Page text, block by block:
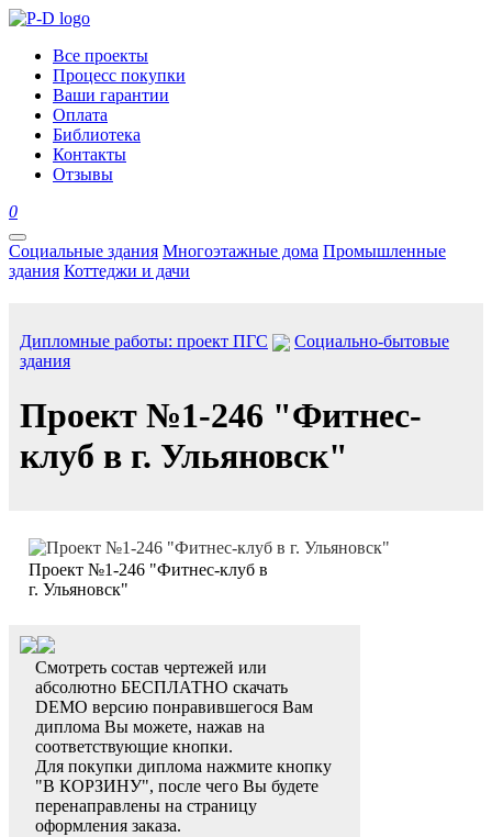
Все проекты
Процесс покупки
Ваши гарантии
Оплата
Библиотека
Контакты
Отзывы
0
Социальные здания Многоэтажные дома Промышленные
здания Коттеджи и дачи
Дипломные работы: проект ПГС
Социально-бытовые
здания
Проект №1-246 "Фитнес-
клуб в г. Ульяновск"
Проект №1-246 "Фитнес-клуб в
г. Ульяновск"
Смотреть состав чертежей или
абсолютно БЕСПЛАТНО скачать
DEMO версию понравившегося Вам
диплома Вы можете, нажав на
соответствующие кнопки.
Для покупки диплома нажмите кнопку
"В КОРЗИНУ", после чего Вы будете
перенаправлены на страницу
оформления заказа.